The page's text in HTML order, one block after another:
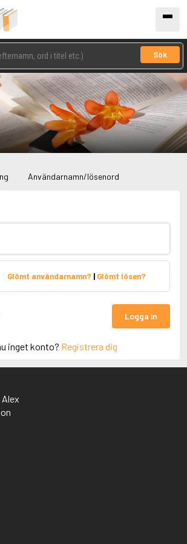
Sök
Användarnamn/lösenord
Glömt användarnamn? | Glömt lösen?
Logga in
inget konto? Registrera dig